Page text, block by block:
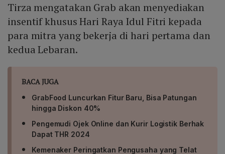
Tirza mengatakan Grab akan menyediakan
insentif khusus Hari Raya Idul Fitri kepada
para mitra yang bekerja di hari pertama dan
kedua Lebaran.
BACA JUGA
GrabFood Luncurkan Fitur Baru, Bisa Patungan
hingga Diskon 40%
Pengemudi Ojek Online dan Kurir Logistik Berhak
Dapat THR 2024
Kemenaker Peringatkan Pengusaha yang Telat